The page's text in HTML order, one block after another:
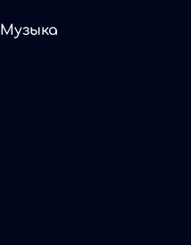
Музыка